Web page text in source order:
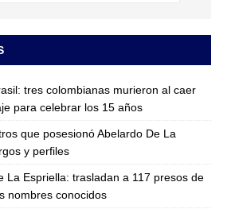
tres colombianas murieron al caer
para celebrar los 15 años
que posesionó Abelardo De La
y perfiles
La Espriella: trasladan a 117 presos de
nombres conocidos